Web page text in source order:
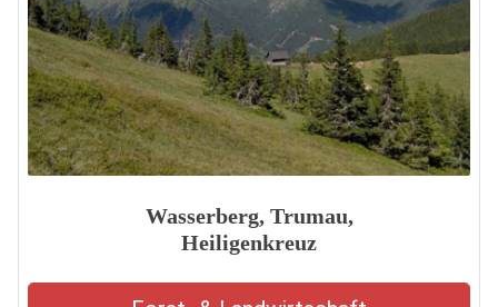
Wasserberg, Trumau,
Heiligenkreuz